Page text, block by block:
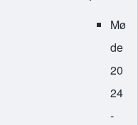
Mø
de
20
24
-